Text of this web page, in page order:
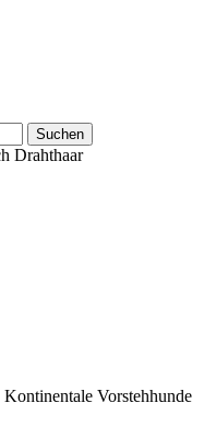
Drahthaar
Vorstehhunde